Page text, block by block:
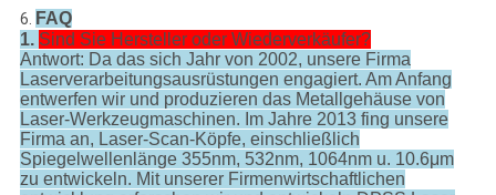
6. FAQ
1. Sind Sie Hersteller oder Wiederverkäufer?
Antwort: Da das sich Jahr von 2002, unsere Firma
Laserverarbeitungsausrüstungen engagiert. Am Anfang
entwerfen wir und produzieren das Metallgehäuse von
Laser-Werkzeugmaschinen. Im Jahre 2013 fing unsere
Firma an, Laser-Scan-Köpfe, einschließlich
Spiegelwellenlänge 355nm, 532nm, 1064nm u. 10.6μm
zu entwickeln. Mit unserer Firmenwirtschaftlichen